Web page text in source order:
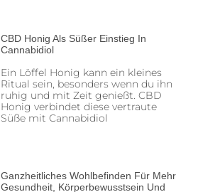
CBD Honig Als Süßer Einstieg In
Cannabidiol
Ein Löffel Honig kann ein kleines
Ritual sein, besonders wenn du ihn
ruhig und mit Zeit genießt. CBD
Honig verbindet diese vertraute
Süße mit Cannabidiol
Ganzheitliches Wohlbefinden Für Mehr
Gesundheit, Körperbewusstsein Und